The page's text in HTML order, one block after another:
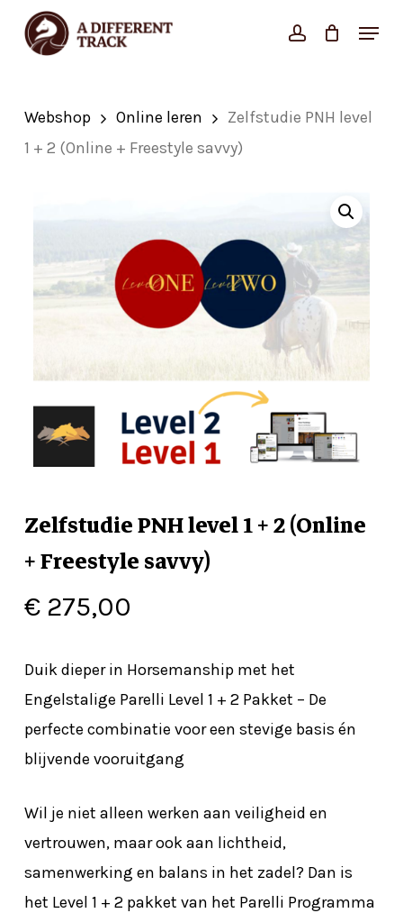
Skip
account
Menu
Cart
Close
Webshop Online leren
Zelfstudie PNH level
1 + 2 (Online + Freestyle savvy)
Zelfstudie PNH level 1 + 2 (Online
+ Freestyle savvy)
€275,00
Duik dieper in Horsemanship met het
Engelstalige Parelli Level 1 + 2 Pakket – De
perfecte combinatie voor een stevige basis én
blijvende vooruitgang
Wil je niet alleen werken aan veiligheid en
vertrouwen, maar ook aan lichtheid,
samenwerking en balans in het zadel? Dan is
het Level 1 + 2 pakket van het Parelli Programma